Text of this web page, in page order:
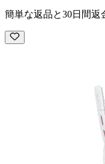
簡単な返品と30日間返